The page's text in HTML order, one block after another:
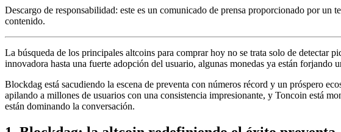
Descargo de responsabilidad: este es un comunicado de prensa proporcionado por un
contenido.
La búsqueda de los principales altcoins para comprar hoy no se trata solo de detectar
innovadora hasta una fuerte adopción del usuario, algunas monedas ya están forjando
Blockdag está sacudiendo la escena de preventa con números récord y un próspero
apilando a millones de usuarios con una consistencia impresionante, y Toncoin está
están dominando la conversación.